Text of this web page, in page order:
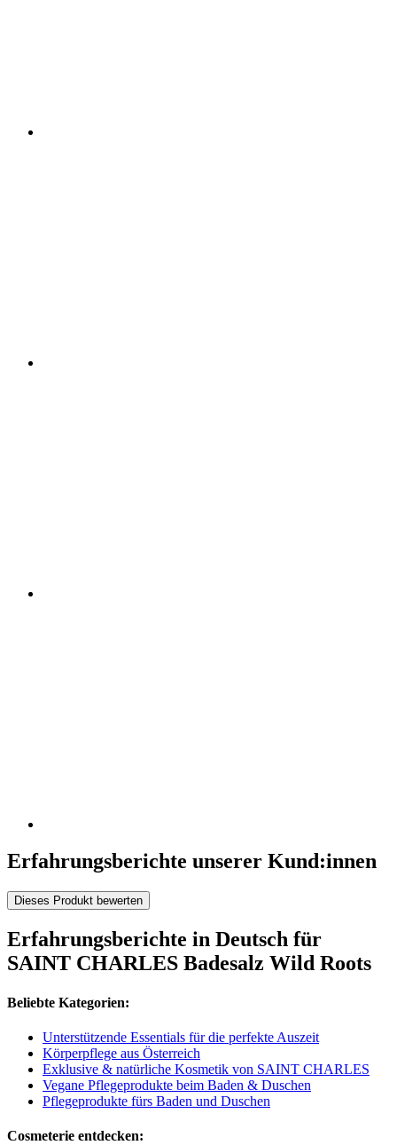
Erfahrungsberichte unserer Kund:innen
Dieses Produkt bewerten
Erfahrungsberichte in Deutsch für
SAINT CHARLES Badesalz Wild Roots
Beliebte Kategorien:
Unterstützende Essentials für die perfekte Auszeit
Körperpflege aus Österreich
Exklusive & natürliche Kosmetik von SAINT CHARLES
Vegane Pflegeprodukte beim Baden & Duschen
Pflegeprodukte fürs Baden und Duschen
Cosmeterie entdecken: